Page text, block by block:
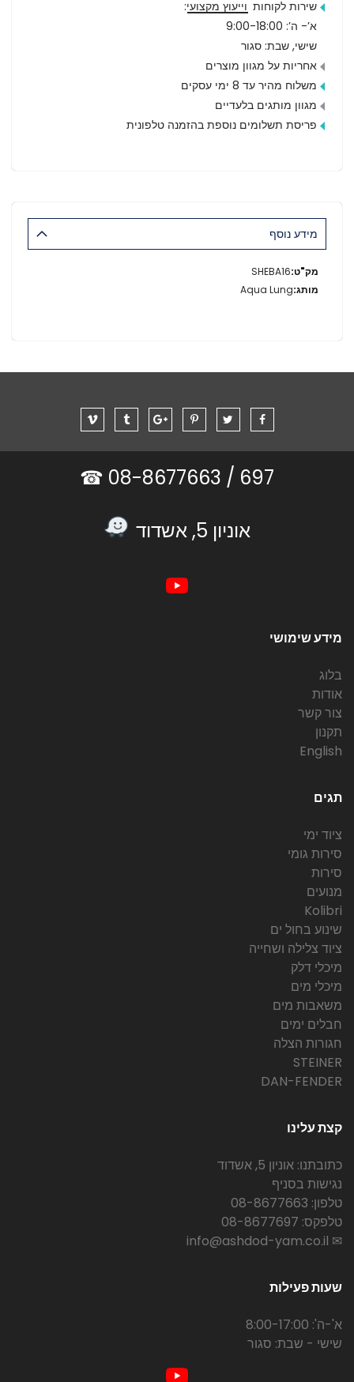
שירות לקוחות וייעוץ מקצועי:
א’- ה’: 9:00-18:00
שישי, שבת: סגור
אחריות על מגוון מוצרים
משלוח מהיר עד 8 ימי עסקים
מגוון מותגים בלעדיים
פריסת תשלומים נוספת בהזמנה טלפונית
מידע נוסף
מידע
נוסף
SHEBA16
Aqua Lung
697 /
אוניון 5, אשדוד
מידע שימושי
בלוג
אודות
צור קשר
תקנון
English
תגים
ציוד ימי
סירות גומי
סירות
מנועים
Kolibri
שינוע בחול ים
ציוד צלילה ושחייה
מיכלי דלק
מיכלי מים
משאבות מים
חבלים ימים
חגורות הצלה
STEINER
DAN-FENDER
קצת עלינו
כתובתנו: אוניון 5, אשדוד
נגישות בסניף
טלפון: 08-8677663
טלפקס: 08-8677697
✉ info@ashdod-yam.co.il
שעות פעילות
א'-ה': 8:00-17:00
שישי - שבת: סגור